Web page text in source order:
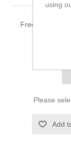
Freddy
Please
using